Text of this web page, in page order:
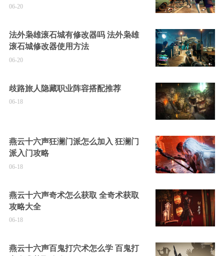
06-20
法外枭雄滚石城有修改器吗 法外枭雄
滚石城修改器使用方法
06-20
歧路旅人隐藏职业阵容搭配推荐
06-18
燕云十六声狂澜门派怎么加入 狂澜门
派入门攻略
06-18
燕云十六声奇术怎么获取 全奇术获取
攻略大全
06-18
燕云十六声百鬼打穴术怎么学 百鬼打